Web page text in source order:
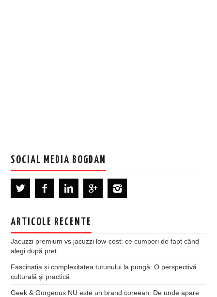
SOCIAL MEDIA BOGDAN
ARTICOLE RECENTE
Jacuzzi premium vs jacuzzi low-cost: ce cumperi de fapt când
alegi după preț
Fascinația și complexitatea tutunului la pungă: O perspectivă
culturală și practică
Geek & Gorgeous NU este un brand coreean. De unde apare